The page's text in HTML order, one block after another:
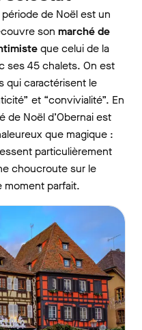
de Noël est un
son marché de
que celui de la
ses 45 chalets. On est
qui caractérisent le
et “convivialité”. En
de Noël d’Obernai est
que magique :
particulièrement
choucroute sur le
moment parfait.